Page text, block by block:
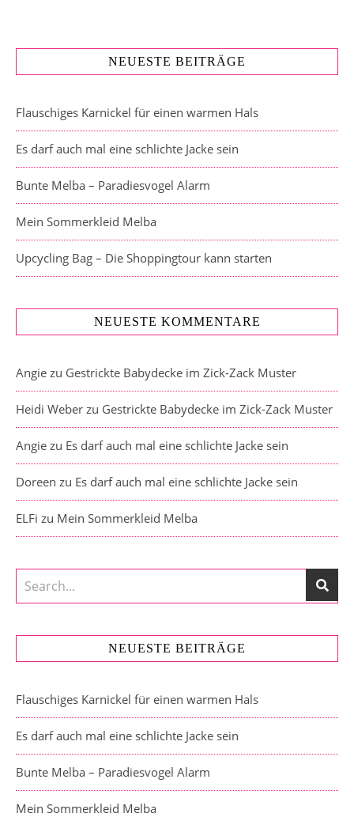
NEUESTE BEITRÄGE
Flauschiges Karnickel für einen warmen Hals
Es darf auch mal eine schlichte Jacke sein
Bunte Melba – Paradiesvogel Alarm
Mein Sommerkleid Melba
Upcycling Bag – Die Shoppingtour kann starten
NEUESTE KOMMENTARE
Angie zu Gestrickte Babydecke im Zick-Zack Muster
Heidi Weber zu Gestrickte Babydecke im Zick-Zack Muster
Angie zu Es darf auch mal eine schlichte Jacke sein
Doreen zu Es darf auch mal eine schlichte Jacke sein
ELFi zu Mein Sommerkleid Melba
NEUESTE BEITRÄGE
Flauschiges Karnickel für einen warmen Hals
Es darf auch mal eine schlichte Jacke sein
Bunte Melba – Paradiesvogel Alarm
Mein Sommerkleid Melba